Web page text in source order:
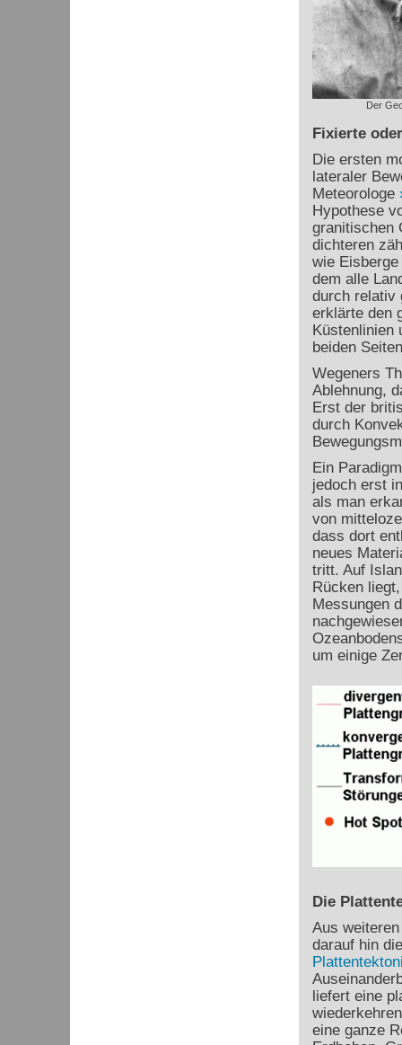
Der
Fixierte
Die ersten
lateraler
Meteorologe
Hypothese
granitischen
dichteren
wie
dem alle
durch relativ
erklärte den
Küstenlinien
beiden
Wegeners
Ablehnung,
Erst der
durch
Ein
jedoch erst
als man
von
dass dort
neues
tritt. Auf
Rücken
Messungen
um einige
Die
Aus
darauf hin
liefert eine
eine ganze